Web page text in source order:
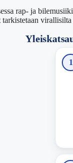
rap- ja
1